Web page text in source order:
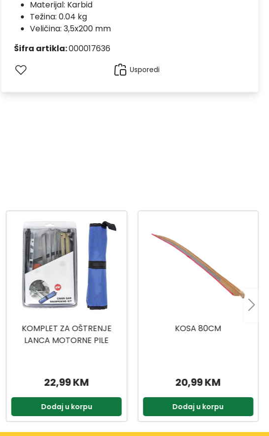
Materijal: Karbid
Težina: 0.04 kg
Veličina: 3,5x200 mm
Šifra artikla:000017636
Usporedi
KOSA 80CM
20,99 KM
Dodaj u korpu
CELL-FAST SJEKIRA U600
64,99 KM
Dodaj u korpu